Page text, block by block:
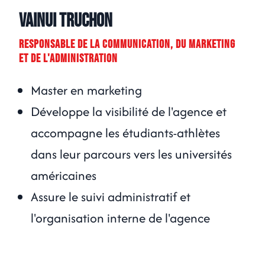
Vainui Truchon
RESPONSABLE DE LA COMMUNICATION, DU MARKETING
ET DE L'ADMINISTRATION
Master en marketing
Développe la visibilité de l'agence et
accompagne les étudiants-athlètes
dans leur parcours vers les universités
américaines
Assure le suivi administratif et
l'organisation interne de l'agence